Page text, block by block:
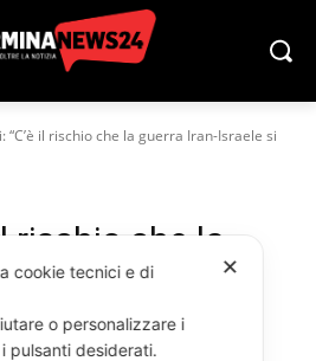
“C’è il rischio che la guerra Iran-Israele si
rischio che la
si allarghi
✕
cookie tecnici e di
o personalizzare i
pulsanti desiderati.